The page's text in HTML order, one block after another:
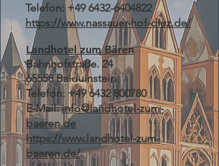
Telefon:+49 6432-6404822
https://www.nassauer-hof-diez.de/
Landhotel zum Bären
Bahnhofstraße. 24
65558 Balduinstein
Telefon: +49 6432 800780
E-Mail:info@landhotel-zum-
baeren.de
https://www.landhotel-zum-
baeren.de/